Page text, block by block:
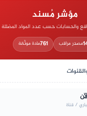
مؤشر مُسند
والحسابات حسب عدد المواد المضللة
مصدر مراقب 761مادة موثّقة
/ قناة